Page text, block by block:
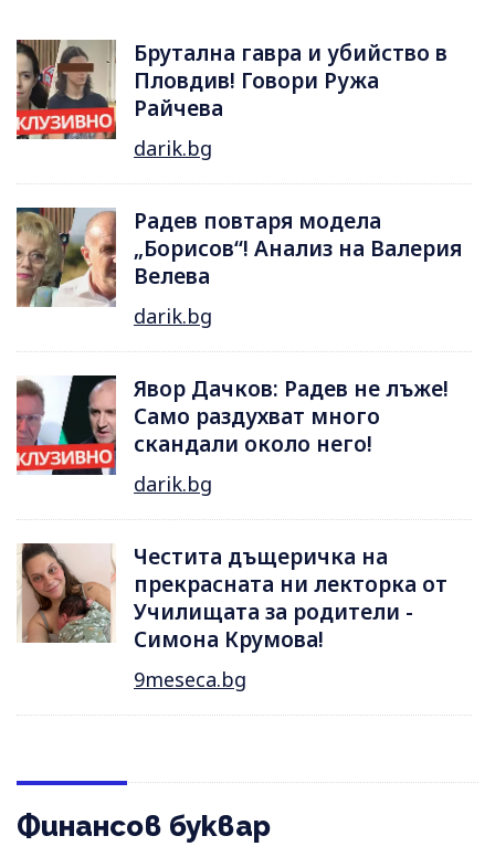
Брутална гавра и убийство в
Пловдив! Говори Ружа
Райчева
darik.bg
Радев повтаря модела
„Борисов“! Анализ на Валерия
Велева
darik.bg
Явор Дачков: Радев не лъже!
Само раздухват много
скандали около него!
darik.bg
Честита дъщеричка на
прекрасната ни лекторка от
Училищата за родители -
Симона Крумова!
9meseca.bg
Финансов буквар